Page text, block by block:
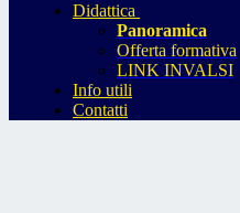
Didattica
Panoramica
Offerta formativa
LINK INVALSI
Info utili
Contatti